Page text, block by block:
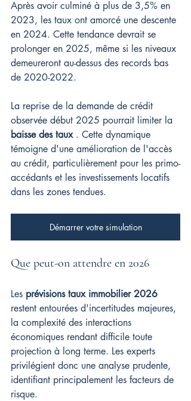
Après avoir culminé à plus de 3,5% en
2023, les taux ont amorcé une descente
en 2024. Cette tendance devrait se
prolonger en 2025, même si les niveaux
demeureront au-dessus des records bas
de 2020-2022.
La reprise de la demande de crédit
observée début 2025 pourrait limiter la
baisse des taux . Cette dynamique
témoigne d'une amélioration de l'accès
au crédit, particulièrement pour les primo-
accédants et les investissements locatifs
dans les zones tendues.
Démarrer votre simulation
Que peut-on attendre en 2026
Les prévisions taux immobilier 2026
restent entourées d'incertitudes majeures,
la complexité des interactions
économiques rendant difficile toute
projection à long terme. Les experts
privilégient donc une analyse prudente,
identifiant principalement les facteurs de
risque.